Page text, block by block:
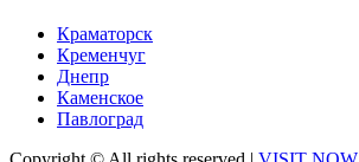
Краматорск
Кременчуг
Днепр
Каменское
Павлоград